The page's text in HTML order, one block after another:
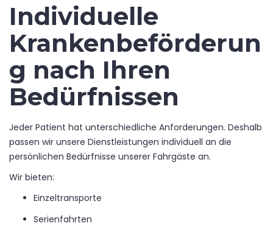
Individuelle
Krankenbeförderun
g nach Ihren
Bedürfnissen
Jeder Patient hat unterschiedliche Anforderungen. Deshalb
passen wir unsere Dienstleistungen individuell an die
persönlichen Bedürfnisse unserer Fahrgäste an.
Wir bieten:
Einzeltransporte
Serienfahrten